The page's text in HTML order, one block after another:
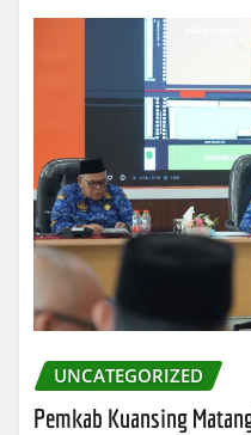
UNCATEGORIZED
Pemkab Kuansing